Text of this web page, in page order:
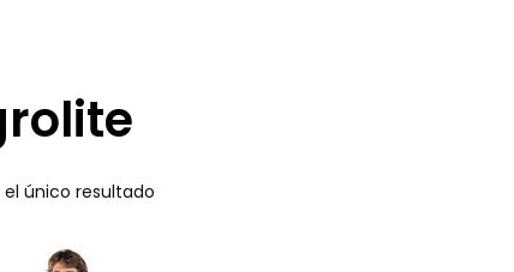
único resultado